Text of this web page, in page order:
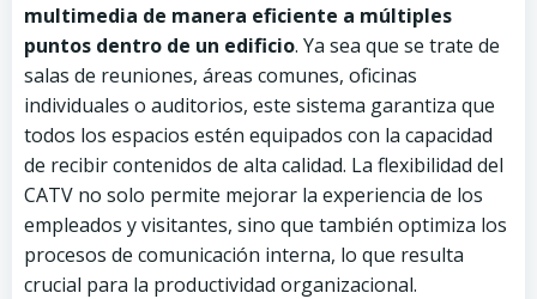
multimedia de manera eficiente a múltiples
puntos dentro de un edificio. Ya sea que se trate de
salas de reuniones, áreas comunes, oficinas
individuales o auditorios, este sistema garantiza que
todos los espacios estén equipados con la capacidad
de recibir contenidos de alta calidad. La flexibilidad del
CATV no solo permite mejorar la experiencia de los
empleados y visitantes, sino que también optimiza los
procesos de comunicación interna, lo que resulta
crucial para la productividad organizacional.